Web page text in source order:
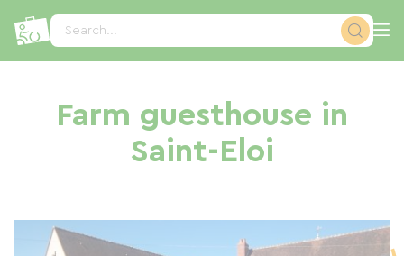
Search...
Farm guesthouse in
Saint-Eloi
Cookies management panel